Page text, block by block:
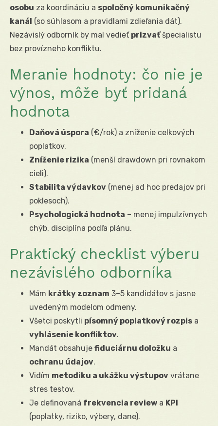
osobu za koordináciu a spoločný komunikačný
kanál (so súhlasom a pravidlami zdieľania dát).
Nezávislý odborník by mal vedieť prizvaťšpecialistu
bez provízneho konfliktu.
Meranie hodnoty: čo nie je
výnos, môže byť pridaná
hodnota
Daňová úspora (€/rok) a zníženie celkových
poplatkov.
Zníženie rizika (menší drawdown pri rovnakom
cieli).
Stabilita výdavkov (menej ad hoc predajov pri
poklesoch).
Psychologická hodnota – menej impulzívnych
chýb, disciplína podľa plánu.
Praktický checklist výberu
nezávislého odborníka
Mám krátky zoznam 3–5 kandidátov s jasne
uvedeným modelom odmeny.
Všetci poskytli písomný poplatkový rozpis a
vyhlásenie konfliktov.
Mandát obsahuje fiduciárnu doložku a
ochranu údajov.
Vidím metodiku a ukážku výstupov vrátane
stres testov.
Je definovaná frekvencia review a KPI
(poplatky, riziko, výbery, dane).